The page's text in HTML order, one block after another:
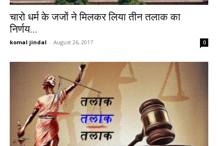
चारो धर्म के जजों ने मिलकर लिया तीन तलाक का
निर्णय...
komal jindal - August 26, 2017 0